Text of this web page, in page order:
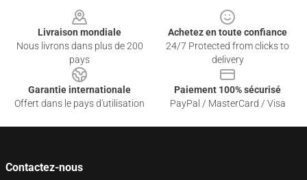
Livraison mondiale
Nous livrons dans plus de 200
pays
Achetez en toute confiance
24/7 Protected from clicks to
delivery
Garantie internationale
Offert dans le pays d'utilisation
Paiement 100% sécurisé
PayPal / MasterCard / Visa
Contactez-nous